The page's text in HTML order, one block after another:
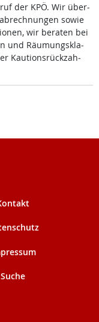
der KPÖ. Wir über­
so­wie
wir be­ra­ten bei
und Räu­mungs­kla­
Kau­ti­ons­rück­zah­
Suche